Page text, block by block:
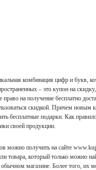
комбинация цифр и букв,
– это купон на
на получение бесплатно
скидкой. Причем
бесплатные подарки. Как
своей продукции.
можно получить на сайте
товара, который только можно
обычном магазине. Более того, их